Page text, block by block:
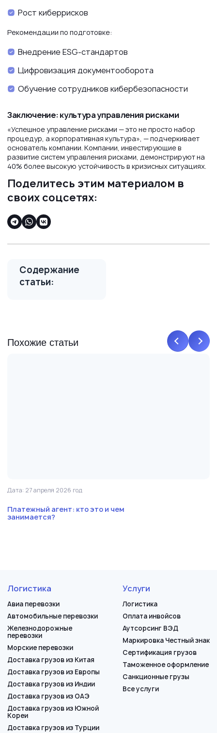
Рост киберрисков
Рекомендации по подготовке:
Внедрение ESG-стандартов
Цифровизация документооборота
Обучение сотрудников кибербезопасности
Заключение: культура управления рисками
«Успешное управление рисками — это не просто набор
процедур, а корпоративная культура», — подчеркивает
основатель компании. Компании, инвестирующие в
развитие систем управления рисками, демонстрируют на
40% более высокую устойчивость в кризисных ситуациях.
Поделитесь этим материалом в
своих соцсетях:
Содержание
статьи:
Дата: 27 апреля 2026 год
Платежный агент: кто это и чем
занимается?
Похожие статьи
Логистика
Авиа перевозки
Автомобильные перевозки
Железнодорожные
перевозки
Морские перевозки
Доставка грузов из Китая
Доставка грузов из Европы
Доставка грузов из Индии
Доставка грузов из ОАЭ
Доставка грузов из Южной
Кореи
Доставка грузов из Турции
Услуги
Логистика
Оплата инвойсов
Аутсорсинг ВЭД
Маркировка Честный знак
Сертификация грузов
Таможенное оформление
Санкционные грузы
Все услуги